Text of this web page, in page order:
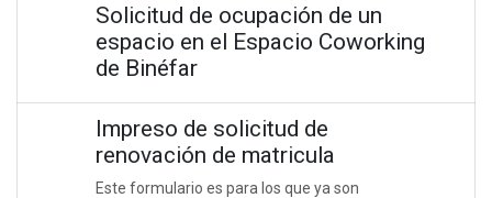
Solicitud de ocupación de un
espacio en el Espacio Coworking
de Binéfar
Impreso de solicitud de
renovación de matricula
Este formulario es para los que ya son